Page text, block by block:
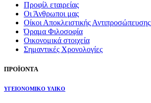
Προφίλ εταιρείας
Οι Άνθρωποι μας
Οίκοι Αποκλειστικής Αντιπροσώπευσης
Όραμα Φιλοσοφία
Οικονομικά στοιχεία
Σημαντικές Χρονολογίες
ΠΡΟΪΟΝΤΑ
ΥΓΕΙΟΝΟΜΙΚΟ ΥΛΙΚΟ